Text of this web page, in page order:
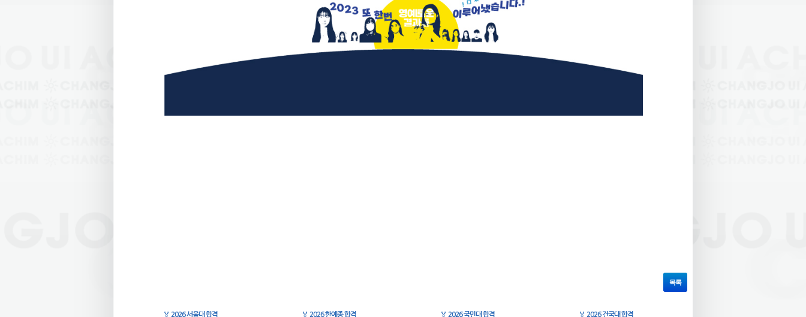
목록
🏅 2026 서울대 합격 🏅 2026 한예종 합격 🏅 2026 국민대 합격 🏅 2026 건국대 합격